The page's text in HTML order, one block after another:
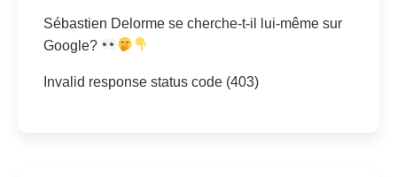
Sébastien Delorme se cherche-t-il lui-même sur
Google?
Invalid response status code (403)